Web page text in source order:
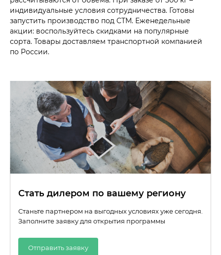
индивидуальные условия сотрудничества. Готовы
запустить производство под СТМ. Еженедельные
акции: воспользуйтесь скидками на популярные
сорта. Товары доставляем транспортной компанией
по России.
Стать дилером по вашему региону
Станьте партнером на выгодных условиях уже сегодня.
Заполните заявку для открытия программы
Отправить заявку